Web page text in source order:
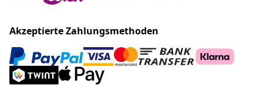
Akzeptierte Zahlungsmethoden